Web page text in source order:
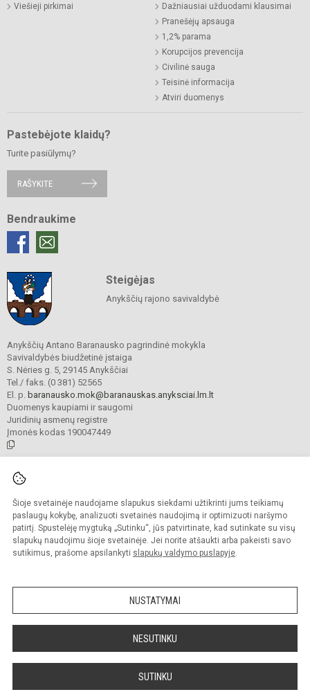
Šioje svetainėje naudojame slapukus siekdami užtikrinti jums teikiamų
paslaugų kokybę, analizuoti svetainės naudojimą ir optimizuoti naršymo
patirtį. Spustelėję mygtuką „Sutinku“, jūs patvirtinate, kad sutinkate su visų
slapukų naudojimu šioje svetainėje. Jei norite atšaukti arba pakeisti savo
sutikimus, prašome apsilankyti slapukų valdymo puslapyje.
NUSTATYMAI
NESUTINKU
SUTINKU
Viešieji pirkimai
Dažniausiai užduodami klausimai
Pranešėjų apsauga
1,2% parama
Korupcijos prevencija
Civilinė sauga
Teisinė informacija
Atviri duomenys
Pastebėjote klaidų?
Turite pasiūlymų?
RAŠYKITE
Bendraukime
Steigėjas
Anykščių rajono savivaldybė
Anykščių Antano Baranausko pagrindinė mokykla
Savivaldybės biudžetinė įstaiga
S. Nėries g. 5, 29145 Anykščiai
Tel./ faks. (0 381) 52565
El. p. baranausko.mok@baranauskas.anyksciai.lm.lt
Duomenys kaupiami ir saugomi
Juridinių asmenų registre
Įmonės kodas 190047449
Kopijuoti turinį be raštiško mokyklos administracijos sutikimo griežtai
draudžiama.
Prieinamumo paraiška Slapukų valdymas
Sumanus būdas atnaujinti